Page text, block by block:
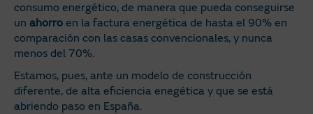
consumo energético, de manera que pueda conseguirse
un ahorro en la factura energética de hasta el 90% en
comparación con las casas convencionales, y nunca
menos del 70%.
Estamos, pues, ante un modelo de construcción
diferente, de alta eficiencia enegética y que se está
abriendo paso en España.